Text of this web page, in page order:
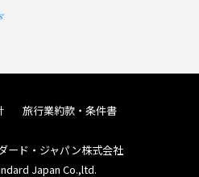
旅行業約款・条件書
ード・ジャパン株式会社
Japan Co.,ltd.